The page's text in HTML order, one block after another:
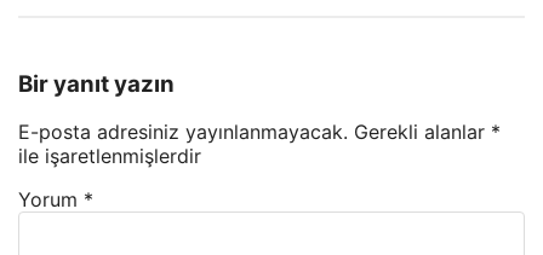
Bir yanıt yazın
E-posta adresiniz yayınlanmayacak. Gerekli alanlar *
ile işaretlenmişlerdir
Yorum *